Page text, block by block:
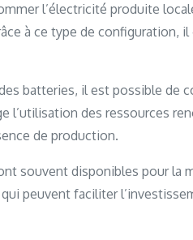
l’électricité produite
à ce type de configuration,
batteries, il est possible de
l’utilisation des ressources
de production.
souvent disponibles pour la
peuvent faciliter